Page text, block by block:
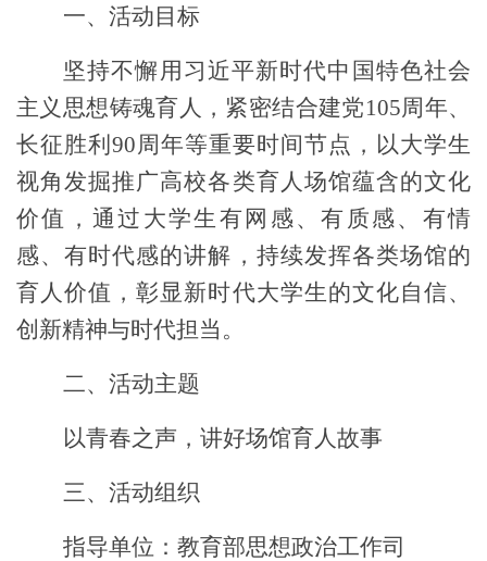
一、活动目标
坚持不懈用习近平新时代中国特色社会
主义思想铸魂育人，紧密结合建党105周年、
长征胜利 90周年等重要时间节点 ，以大学生
视角发掘推广高校各类育人场馆蕴含的文化
价值，通过大学生有网感、有质感、有情
感、有时代感的讲解，持续发挥各类场馆的
育人价值，彰显新时代大学生的文化自信、
创新精神与时代担当。
二、活动主题
以青春之声，讲好场馆育人故事
三、活动组织
指导单位：教育部思想政治工作司